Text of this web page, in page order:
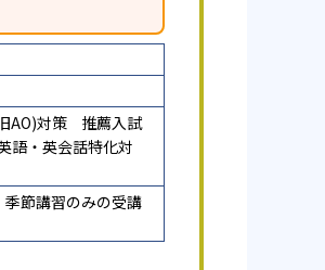
AO)対策
推薦入試
語・英会話特化対
季節講習のみの受講